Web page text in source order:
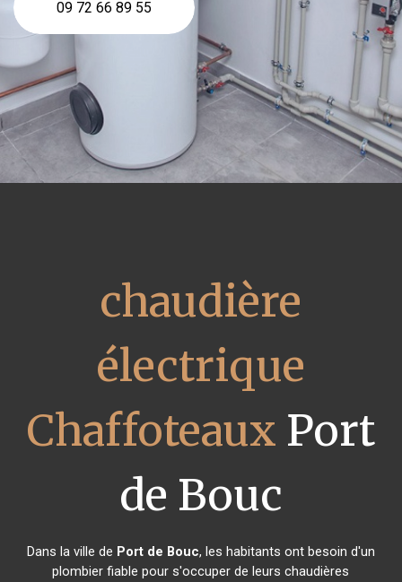
09 72 66 89 55
chaudière
électrique
Chaffoteaux Port
de Bouc
Dans la ville de Port de Bouc, les habitants ont besoin d'un
plombier fiable pour s'occuper de leurs chaudières